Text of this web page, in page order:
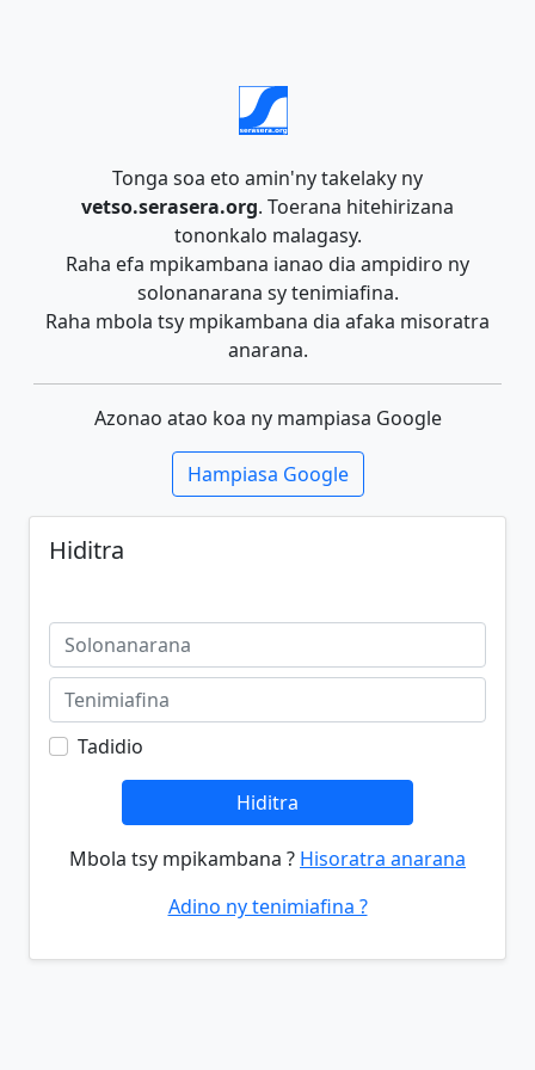
Tonga soa eto amin'ny takelaky ny
vetso.serasera.org. Toerana hitehirizana
tononkalo malagasy.
Raha efa mpikambana ianao dia ampidiro ny
solonanarana sy tenimiafina.
Raha mbola tsy mpikambana dia afaka misoratra
anarana.
Azonao atao koa ny mampiasa Google
Hampiasa Google
Hiditra
Tadidio
Hiditra
Mbola tsy mpikambana ? Hisoratra anarana
Adino ny tenimiafina ?